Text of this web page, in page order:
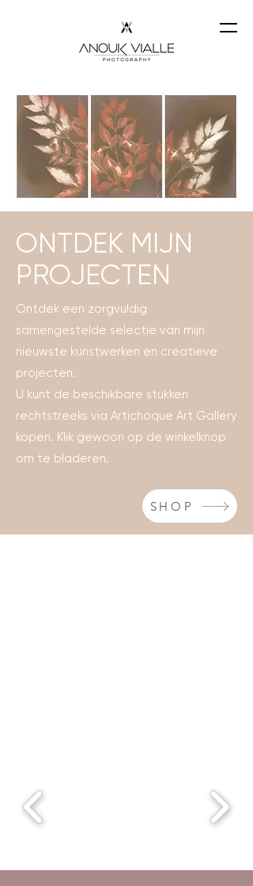
ONTDEK MIJN
PROJECTEN
Ontdek een zorgvuldig
samengestelde selectie van mijn
nieuwste kunstwerken en creatieve
projecten.
U kunt de beschikbare stukken
rechtstreeks via Artichoque Art Gallery
kopen. Klik gewoon op de winkelknop
om te bladeren.
SHOP